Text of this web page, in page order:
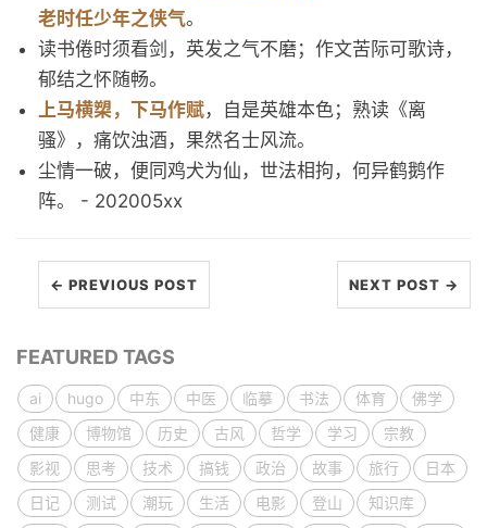
老时任少年之侠气。
读书倦时须看剑，英发之气不磨；作文苦际可歌诗，
郁结之怀随畅。
上马横槊，下马作赋，自是英雄本色；熟读《离
骚》，痛饮浊酒，果然名士风流。
尘情一破，便同鸡犬为仙，世法相拘，何异鹤鹅作
阵。 - 202005xx
← PREVIOUS POST NEXT POST →
FEATURED TAGS
ai hugo 中东 中医 临摹 书法 体育
佛学
健康
博物馆 历史 古风 哲学 学习
宗教
影视
思考 技术 搞钱 政治 故事 旅行
日本
日记
测试 潮玩 生活 电影 登山
知识库